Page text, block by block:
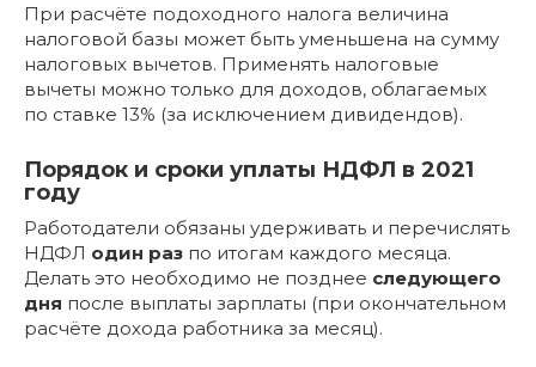
При расчёте подоходного налога величина
налоговой базы может быть уменьшена на сумму
налоговых вычетов. Применять налоговые
вычеты можно только для доходов, облагаемых
по ставке 13% (за исключением дивидендов).
Порядок и сроки уплаты НДФЛ в 2021
году
Работодатели обязаны удерживать и перечислять
НДФЛ один раз по итогам каждого месяца.
Делать это необходимо не позднее следующего
дня после выплаты зарплаты (при окончательном
расчёте дохода работника за месяц).